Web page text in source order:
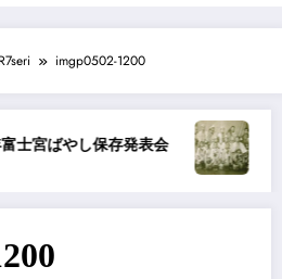
R7seri imgp0502-1200
ばやし保存発表会 “祭りば